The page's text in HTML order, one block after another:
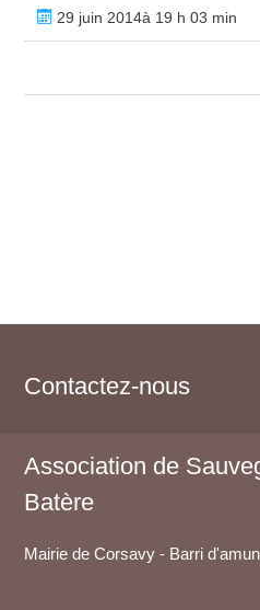
29 juin 2014à 19 h 03 min
Contactez-nous
Association de
Batère
Mairie de Corsavy - Barri